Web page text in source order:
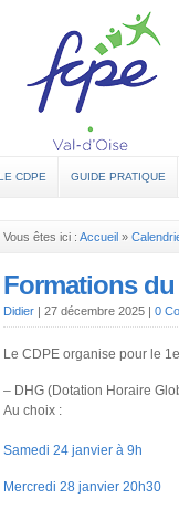
CDPE GUIDE PRATIQUE
Vous êtes ici : Accueil »
Formations du
Didier | 27 décembre 2025 | 0
Le CDPE organise pour le
– DHG (Dotation Horaire
Au choix :
Samedi 24 janvier à 9h
Mercredi 28 janvier 20h30